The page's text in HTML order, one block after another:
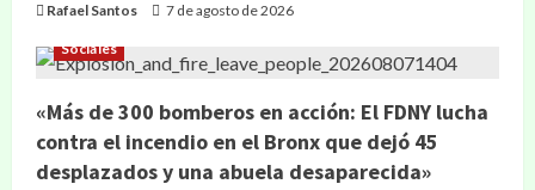
Rafael Santos 7 de agosto de 2026
Sociales
«Más de 300 bomberos en acción: El FDNY lucha
contra el incendio en el Bronx que dejó 45
desplazados y una abuela desaparecida»